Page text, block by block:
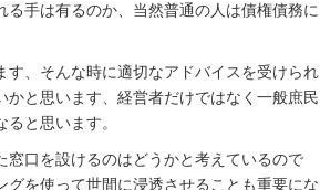
手は有るのか、当然普通の人は債権債務に
す、そんな時に適切なアドバイスを受けられ
と思います、経営者だけではなく一般庶民
と思います。
口を設けるのはどうかと考えているので
を使って世間に浸透させることも重要にな